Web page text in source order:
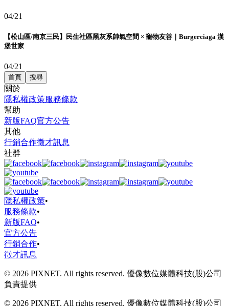
04/21
【松山區/南京三民】民生社區黑灰系帥氣空間 × 寵物友善｜Burgerciaga 漢
堡世家
04/21
首頁 搜尋
關於
隱私權政策服務條款
幫助
新版FAQ官方公告
其他
行銷合作徵才訊息
社群
隱私權政策•
服務條款•
新版FAQ•
官方公告
行銷合作•
徵才訊息
© 2026 PIXNET. All rights reserved. 優像數位媒體科技(股)公司
負責提供
© 2026 PIXNET. All rights reserved. 優像數位媒體科技(股)公司